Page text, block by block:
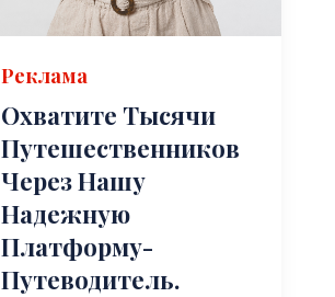
Реклама
Охватите Тысячи
Путешественников
Через Нашу
Надежную
Платформу-
Путеводитель.